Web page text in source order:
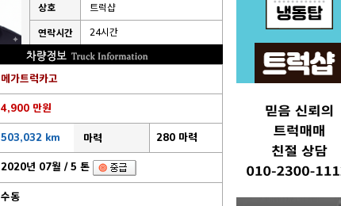
상호 트럭샵
연락시간 24시간
메가트럭카고
4,900 만원
503,032 km 마력 280 마력
2020년 07월 / 5 톤
수동